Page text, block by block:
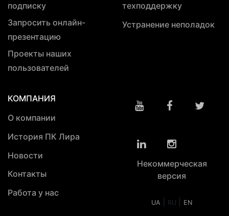
подписку
Запросить онлайн-
презентацию
Проекты наших
пользователей
техподдержку
Устранение неполадок
КОМПАНИЯ
О компании
История ПК Лира
Новости
Контакты
Работа у нас
Некоммерческая
версия
UA RU EN